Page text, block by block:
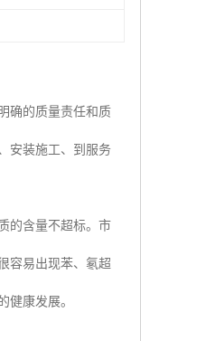
确的质量责任和质
安装施工、到服务
的含量不超标。市
容易出现苯、氡超
健康发展。